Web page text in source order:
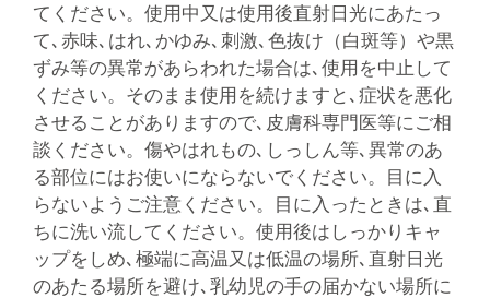
てください。使用中又は使用後直射日光にあたっ
て､赤味､はれ､かゆみ､刺激､色抜け（白斑等）や黒
ずみ等の異常があらわれた場合は､使用を中止して
ください。そのまま使用を続けますと､症状を悪化
させることがありますので､皮膚科専門医等にご相
談ください。傷やはれもの､しっしん等､異常のあ
る部位にはお使いにならないでください。目に入
らないようご注意ください。目に入ったときは､直
ちに洗い流してください。使用後はしっかりキャ
ップをしめ､極端に高温又は低温の場所､直射日光
のあたる場所を避け､乳幼児の手の届かない場所に